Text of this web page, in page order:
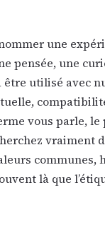
une
pensée, une
utilisé avec
vous parle,
vraiment
communes,
là que